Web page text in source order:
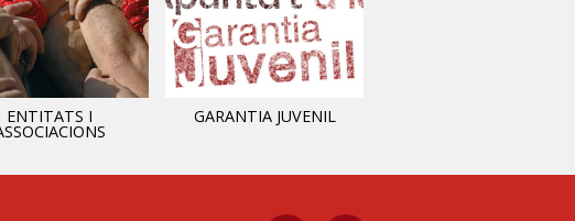
ENTITATS I GARANTIA JUVENIL